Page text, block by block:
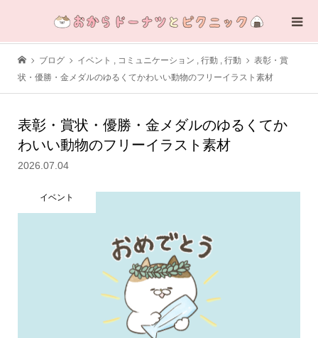
ブログ イベント , コミュニケーション , 行動 , 行動
表彰・賞
状・優勝・金メダルのゆるくてかわいい動物のフリーイラスト素材
表彰・賞状・優勝・金メダルのゆるくてか
わいい動物のフリーイラスト素材
2026.07.04
イベント